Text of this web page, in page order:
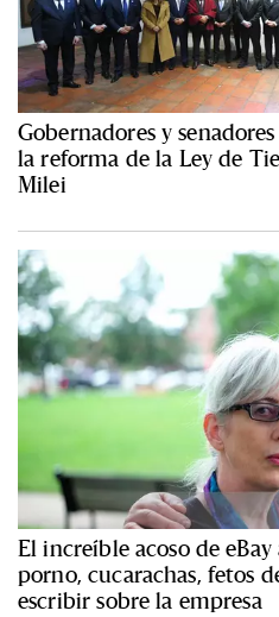
Gobernadores y
la reforma de la Ley de
Milei
El increíble acoso de
porno, cucarachas, fetos
escribir sobre la empresa